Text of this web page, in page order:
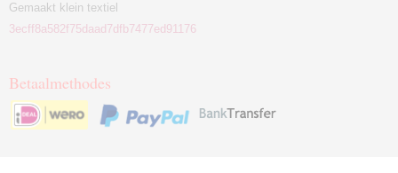
Gemaakt klein textiel
3ecff8a582f75daad7dfb7477ed91176
Betaalmethodes